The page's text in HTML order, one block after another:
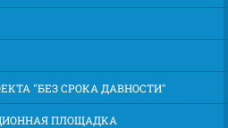
"БЕЗ СРОКА ДАВНОСТИ"
ПЛОЩАДКА